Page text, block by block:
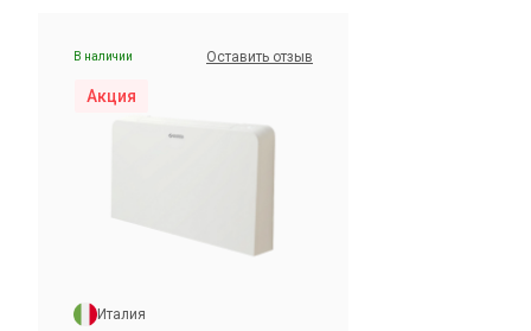
В наличии Оставить отзыв
Акция
Италия